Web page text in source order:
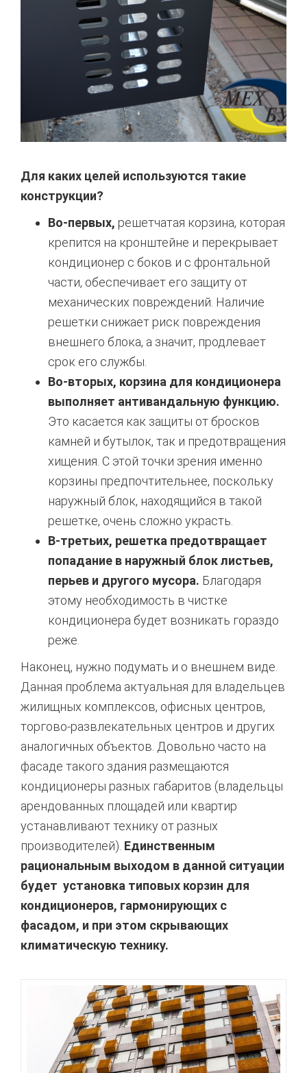
Для каких целей используются такие
конструкции?
Во-первых, решетчатая корзина, которая
крепится на кронштейне и перекрывает
кондиционер с боков и с фронтальной
части, обеспечивает его защиту от
механических повреждений. Наличие
решетки снижает риск повреждения
внешнего блока, а значит, продлевает
срок его службы.
Во-вторых, корзина для кондиционера
выполняет антивандальную функцию.
Это касается как защиты от бросков
камней и бутылок, так и предотвращения
хищения. С этой точки зрения именно
корзины предпочтительнее, поскольку
наружный блок, находящийся в такой
решетке, очень сложно украсть.
В-третьих, решетка предотвращает
попадание в наружный блок листьев,
перьев и другого мусора. Благодаря
этому необходимость в чистке
кондиционера будет возникать гораздо
реже.
Наконец, нужно подумать и о внешнем виде.
Данная проблема актуальная для владельцев
жилищных комплексов, офисных центров,
торгово-развлекательных центров и других
аналогичных объектов. Довольно часто на
фасаде такого здания размещаются
кондиционеры разных габаритов (владельцы
арендованных площадей или квартир
устанавливают технику от разных
производителей). Единственным
рациональным выходом в данной ситуации
будет установка типовых корзин для
кондиционеров, гармонирующих с
фасадом, и при этом скрывающих
климатическую технику.